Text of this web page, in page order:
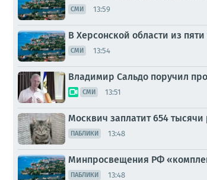
СМИ 13:59
В Херсонской области из
СМИ 13:54
Владимир Сальдо поручил
СМИ 13:51
Москвич заплатит 654
ПАБЛИКИ 13:48
Минпросвещения РФ
ПАБЛИКИ 13:48